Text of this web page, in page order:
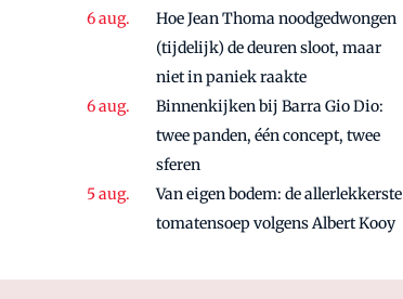
Hoe Jean Thoma noodgedwongen
(tijdelijk) de deuren sloot, maar
niet in paniek raakte
Binnenkijken bij Barra Gio Dio:
twee panden, één concept, twee
sferen
Van eigen bodem: de allerlekkerste
tomatensoep volgens Albert Kooy